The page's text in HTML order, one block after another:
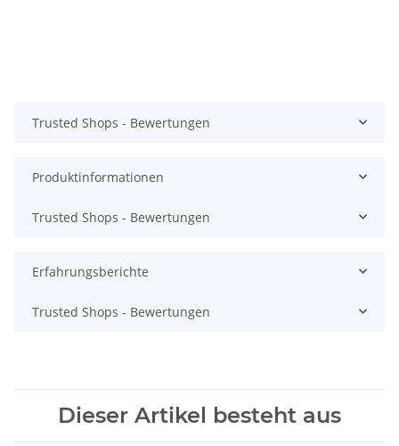
Trusted Shops - Bewertungen
Produktinformationen
Trusted Shops - Bewertungen
Erfahrungsberichte
Trusted Shops - Bewertungen
Dieser Artikel besteht aus